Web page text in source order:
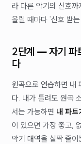
라 다른 악기의 신호
올릴 때마다 '신호 받
2단계 — 자기 파
다
원곡으로 연습하면 내
다. 내가 틀려도 원곡
서는 가능하면 내 파트
이 있으면 가장 좋고,
악기 대역을 살짝 줄